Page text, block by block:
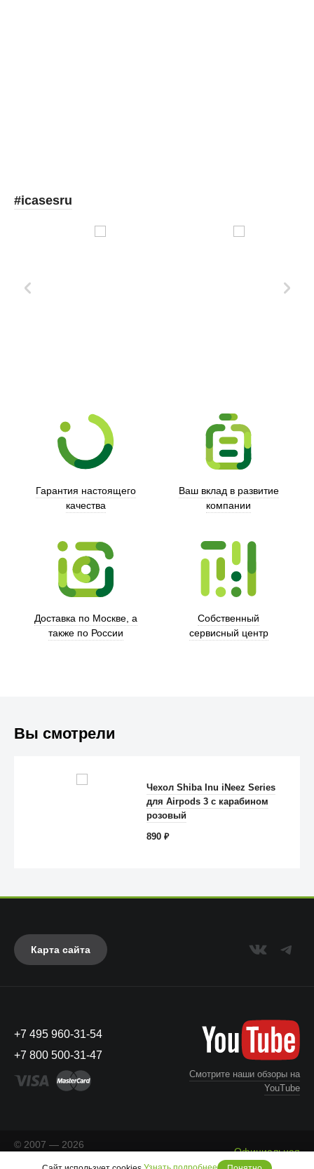
Anker
#icasesru
Гарантия настоящего
качества
Ваш вклад в развитие
компании
Доставка по Москве, а
также по России
Собственный
сервисный центр
Вы смотрели
Чехол Shiba Inu iNeez Series
для Airpods 3 с карабином
розовый
890₽
Карта сайта
+7 495 960-31-54
+7 800 500-31-47
Смотрите наши обзоры на
YouTube
© 2007 — 2026
Официальная
информация